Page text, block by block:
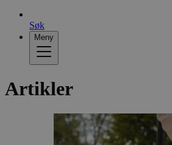
Søk
Meny
Artikler